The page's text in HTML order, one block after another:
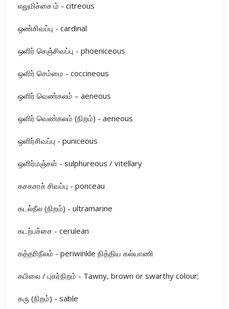
எலுமிச்சை ம் - citreous
ஒண்சிவப்பு - cardinal
ஒளிர் செஞ்சிவப்பு - phoeniceous
ஒளிர் செம்மை - coccineous
ஒளிர் வெண்கலம் – aeneous
ஒளிர் வெண்கலம் (நிறம்) - aeneous
ஒளிர்சிவப்பு - puniceous
ஒளிர்மஞ்சள் - sulphureous / vitellary
கசகசாச் சிவப்பு - ponceau
கடல்நீல (நிறம்) - ultramarine
கடற்பச்சை - cerulean
கத்தரிநீலம் - periwinkle நித்திய கல்யாணி
கபிலை / புகர்நிறம் - Tawny, brown or swarthy colour;
கரு (நிறம்) - sable